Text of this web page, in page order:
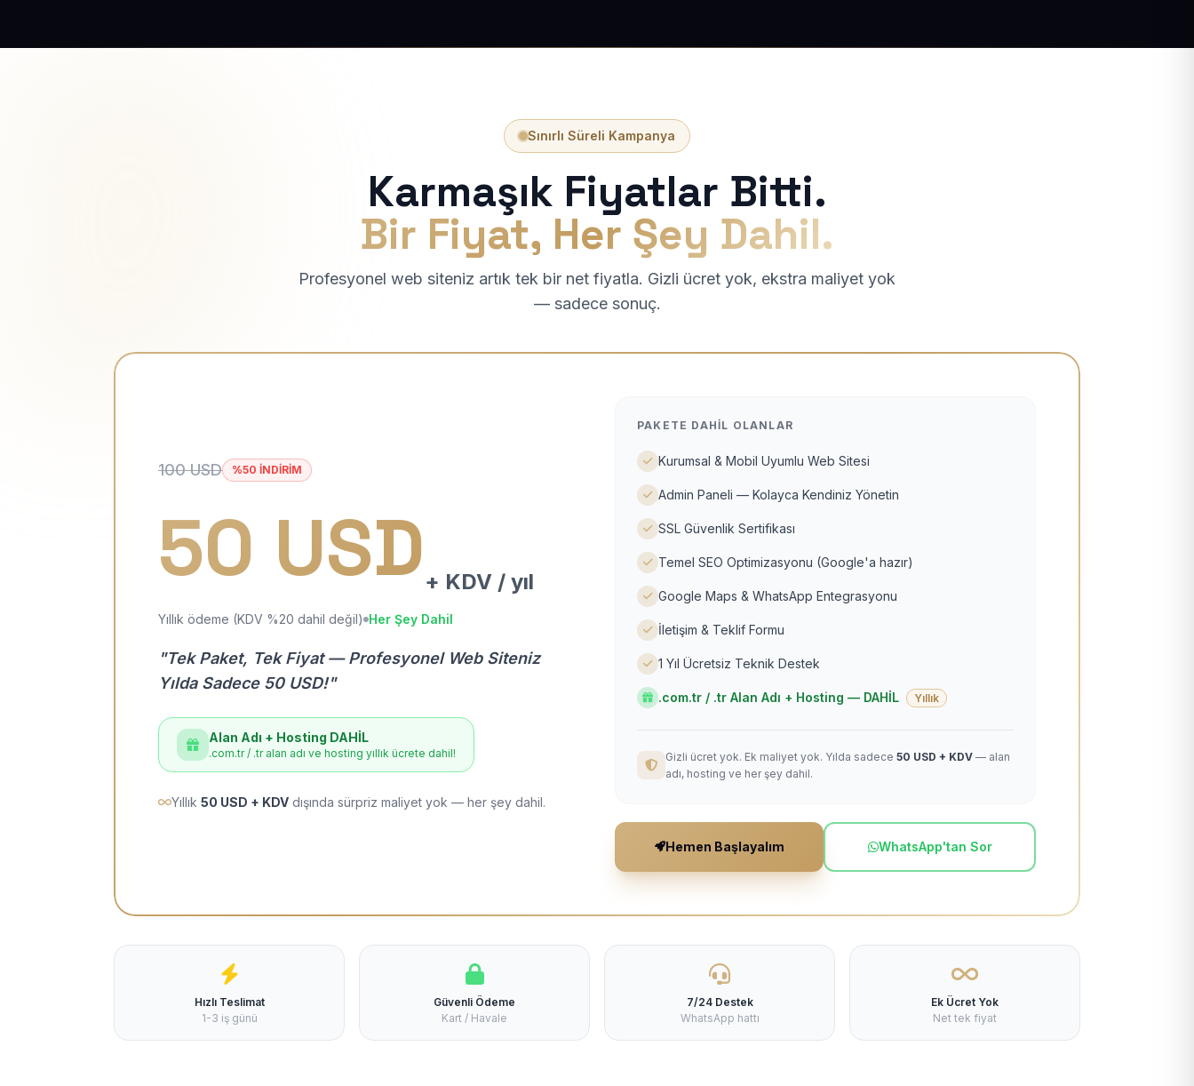
Sınırlı Süreli Kampanya
Karmaşık Fiyatlar Bitti.
Bir Fiyat, Her Şey Dahil.
Profesyonel web siteniz artık tek bir net fiyatla. Gizli ücret yok, ekstra maliyet yok
— sadece sonuç.
100 USD %50 İNDİRİM
50 USD + KDV / yıl
Yıllık ödeme (KDV %20 dahil değil) Her Şey Dahil
"Tek Paket, Tek Fiyat — Profesyonel Web Siteniz
Yılda Sadece 50 USD!"
Alan Adı + Hosting DAHİL
.com.tr / .tr alan adı ve hosting yıllık ücrete dahil!
Yıllık 50 USD + KDV dışında sürpriz maliyet yok — her şey dahil.
PAKETE DAHIL OLANLAR
Kurumsal & Mobil Uyumlu Web Sitesi
Admin Paneli — Kolayca Kendiniz Yönetin
SSL Güvenlik Sertifikası
Temel SEO Optimizasyonu (Google'a hazır)
Google Maps & WhatsApp Entegrasyonu
İletişim & Teklif Formu
1 Yıl Ücretsiz Teknik Destek
.com.tr / .tr Alan Adı + Hosting — DAHİL Yıllık
Gizli ücret yok. Ek maliyet yok. Yılda sadece 50 USD + KDV — alan
adı, hosting ve her şey dahil.
Hemen Başlayalım WhatsApp'tan Sor
Hızlı Teslimat
1-3 iş günü
Güvenli Ödeme
Kart / Havale
7/24 Destek
WhatsApp hattı
Ek Ücret Yok
Net tek fiyat